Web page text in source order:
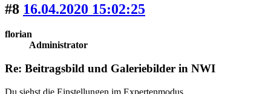
#8 16.04.2020 15:02:25
florian
Administrator
Re: Beitragsbild und Galeriebilder in NWI
Du siehst die Einstellungen im Expertenmodus.